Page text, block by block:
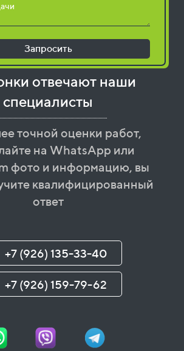
Запросить
отвечают наши
специалисты
точной оценки работ,
на WhatsApp или
фото и информацию, вы
квалифицированный
ответ
+7 (926) 135-33-40
+7 (926) 159-79-62